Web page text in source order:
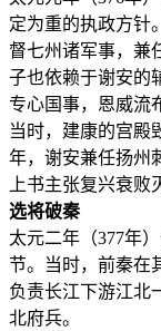
定为重的执政方针
督七州诸军事，兼
子也依赖于谢安的
专心国事，恩威流
当时，建康的宫殿
年，谢安兼任扬州
上书主张复兴衰
选将破秦
太元二年（377年
节。当时，前秦在
负责长江下游江北
北府兵。